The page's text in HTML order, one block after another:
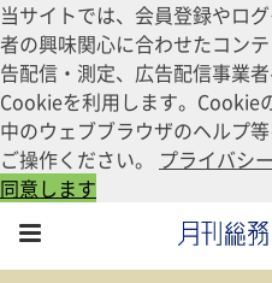
当サイトでは、会員登録やロ
者の興味関心に合わせたコン
告配信・測定、広告配信事業
Cookieを利用します。Cookie
中のウェブブラウザのヘルプ
ご操作ください。 プライバシ
同意します